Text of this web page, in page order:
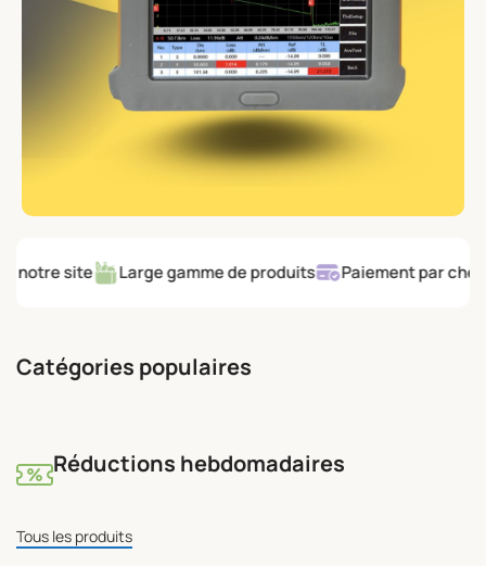
OTDR FHO 3300 Series MULTIMODE
9500 HT
site Large gamme de produits Paiement par chèque
Catégories populaires
Réductions hebdomadaires
Tous les produits